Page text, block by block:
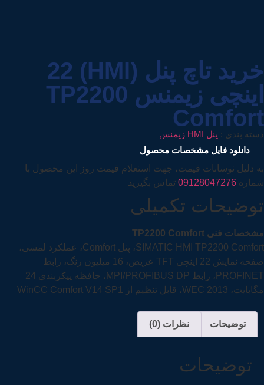
خرید تاچ پنل (HMI) 22
اینچی زیمنس TP2200
Comfort
دسته بندی : پنل HMI زیمنس
دانلود فایل مشخصات محصول
به دلیل نوسانات قیمت، جهت استعلام قیمت روز این محصول با
شماره 09128047276 تماس بگیرید
توضیحات تکمیلی
مشخصات فنی TP2200 Comfort
SIMATIC HMI TP2200 Comfort، پنل Comfort، عملکرد لمسی،
صفحه نمایش 22 اینچی TFT عریض، 16 میلیون رنگ، رابط
PROFINET، رابط MPI/PROFIBUS DP، حافظه پیکربندی 24
مگابایت، WEC 2013، قابل تنظیم از WinCC Comfort V14 SP1
توضیحات نظرات (0)
توضیحات